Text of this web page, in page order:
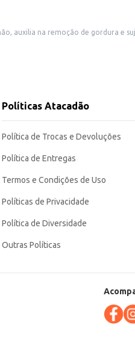
auxilia na remoção de gordura e
auxilia na remoção de gordura,
Políticas Atacadão
Política de Trocas e Devoluções
Política de Entregas
Termos e Condições de Uso
Políticas de Privacidade
Política de Diversidade
Outras Políticas